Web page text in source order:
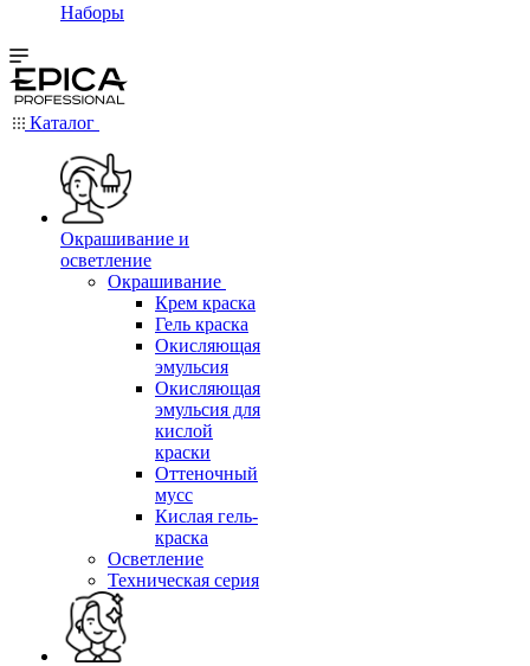
Наборы
Каталог
Окрашивание и
осветление
Окрашивание
Крем краска
Гель краска
Окисляющая
эмульсия
Окисляющая
эмульсия для
кислой
краски
Оттеночный
мусс
Кислая гель-
краска
Осветление
Техническая серия